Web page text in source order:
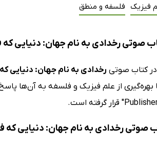
فیزیک فلسفه و منطق
صوتی رخدادی به نام جهان: دنیایی
در کتاب صوتی رخدادی به نام جهان: دنیایی
بهره‌گیری از علم فیزیک و فلسفه به آن‌ها
صوتی رخدادی به نام جهان: دنیایی